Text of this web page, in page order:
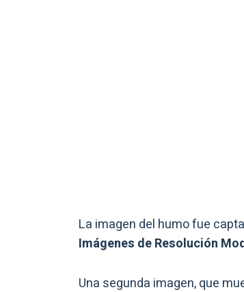
La imagen del humo fue
Imágenes de Resolución
Una segunda imagen, que